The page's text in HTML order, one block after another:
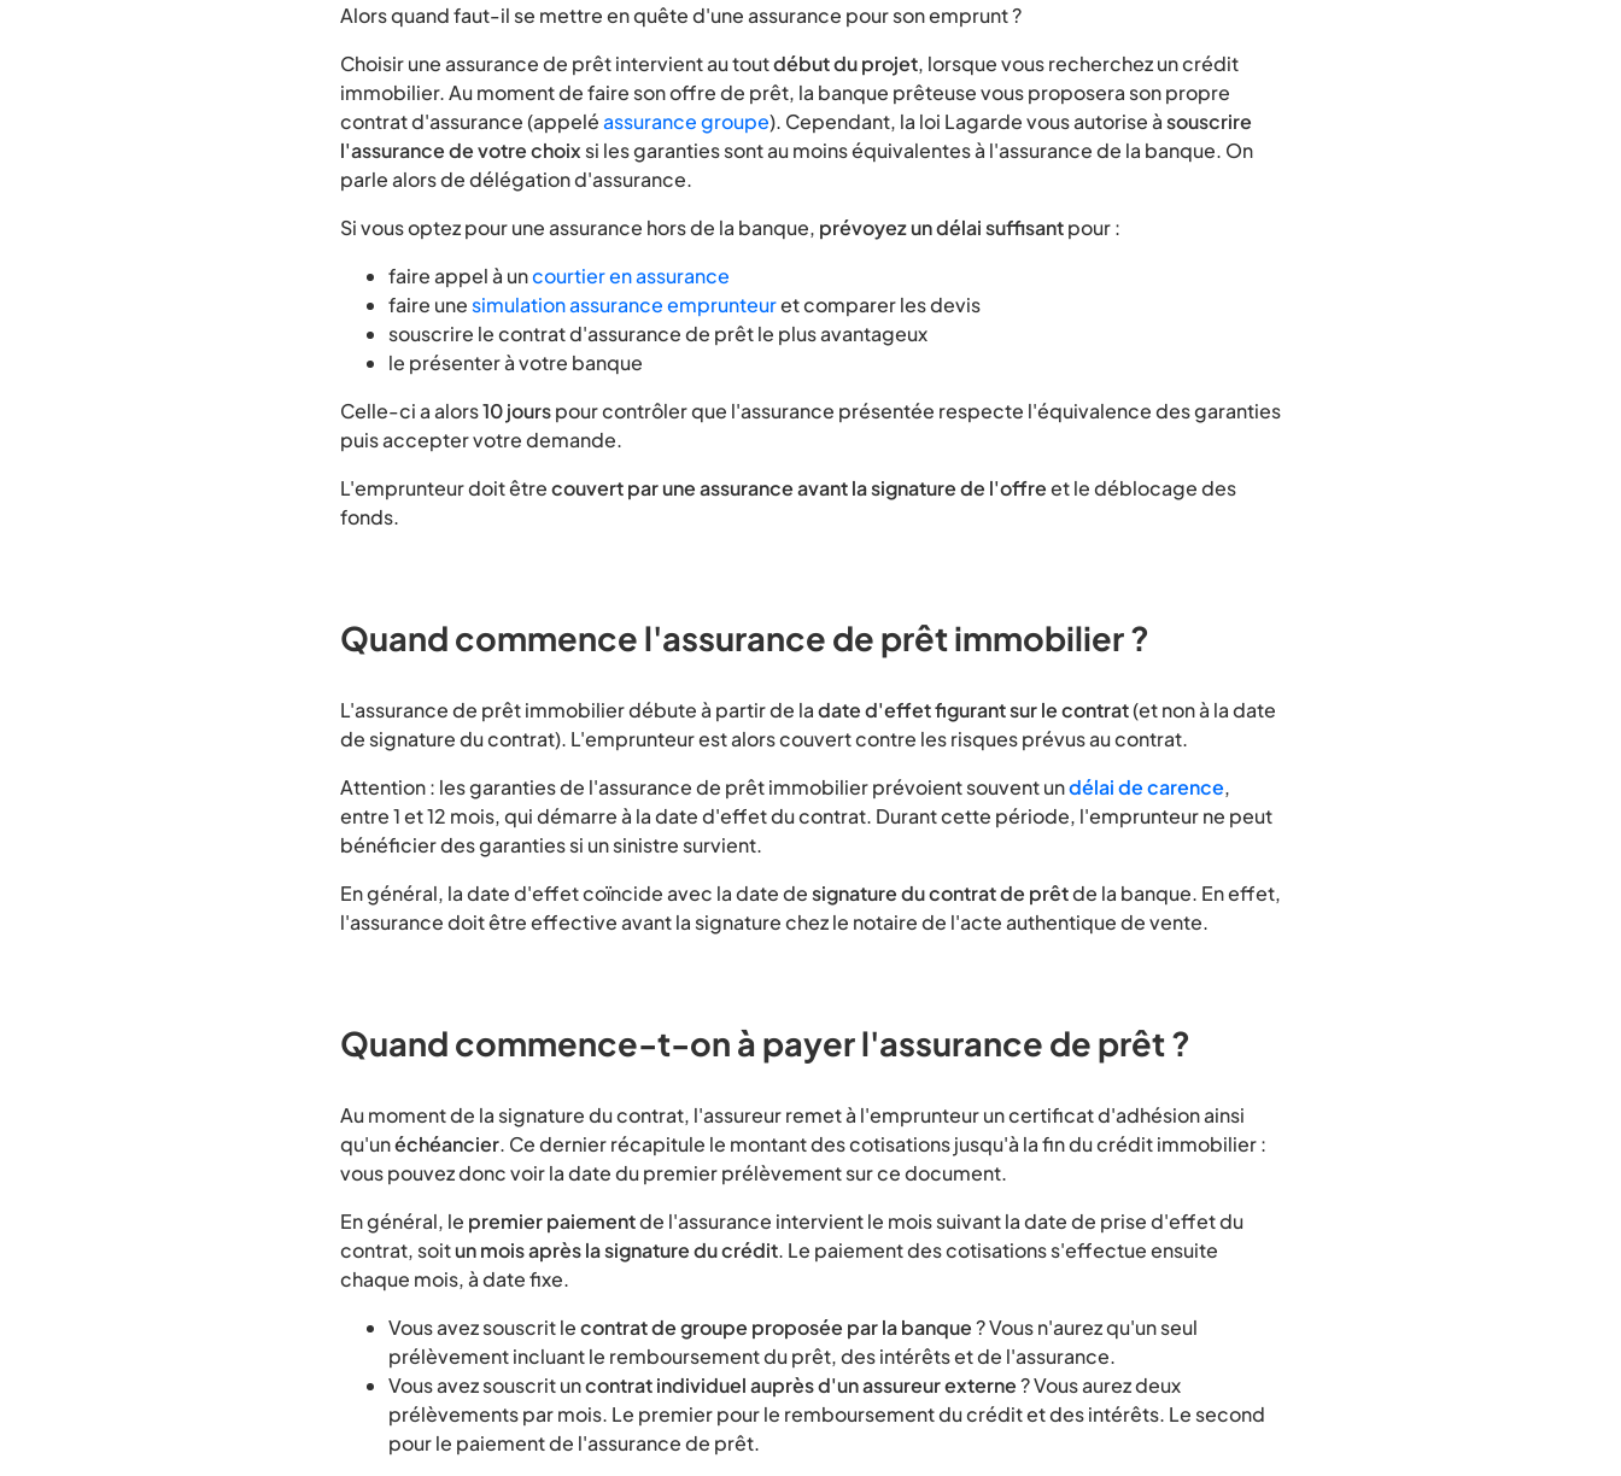
Alors quand faut-il se mettre en quête d'une assurance pour son emprunt ?
Choisir une assurance de prêt intervient au toutdébut du projet, lorsque vous recherchez un crédit
immobilier. Au moment de faire son offre de prêt, la banque prêteuse vous proposera son propre
contrat d'assurance (appeléassurance groupe). Cependant, la loi Lagarde vous autorise àsouscrire
l'assurance de votre choix si les garanties sont au moins équivalentes à l'assurance de la banque. On
parle alors de délégation d'assurance.
Si vous optez pour une assurance hors de la banque, prévoyez un délai suffisantpour :
faire appel à uncourtier en assurance
faire unesimulation assurance emprunteuret comparer les devis
souscrire le contrat d'assurance de prêt le plus avantageux
le présenter à votre banque
Celle-ci a alors10 jourspour contrôler que l'assurance présentée respecte l'équivalence des garanties
puis accepter votre demande.
L'emprunteur doit êtrecouvert par une assurance avant la signature de l'offreet le déblocage des
fonds.
Quand commence l'assurance de prêt immobilier ?
L'assurance de prêt immobilier débute à partir de ladate d'effet figurant sur le contrat(et non à la date
de signature du contrat). L'emprunteur est alors couvert contre les risques prévus au contrat.
Attention : les garanties de l'assurance de prêt immobilier prévoient souvent undélai de carence,
entre 1 et 12 mois, qui démarre à la date d'effet du contrat. Durant cette période, l'emprunteur ne peut
bénéficier des garanties si un sinistre survient.
En général, la date d'effet coïncide avec la date designature du contrat de prêtde la banque. En effet,
l'assurance doit être effective avant la signature chez le notaire de l'acte authentique de vente.
Quand commence-t-on à payer l'assurance de prêt ?
Au moment de la signature du contrat, l'assureur remet à l'emprunteur un certificat d'adhésion ainsi
qu'unéchéancier. Ce dernier récapitule le montant des cotisations jusqu'à la fin du crédit immobilier :
vous pouvez donc voir la date du premier prélèvement sur ce document.
En général, le premier paiementde l'assurance intervient le mois suivant la date de prise d'effet du
contrat, soitun mois après la signature du crédit. Le paiement des cotisations s'effectue ensuite
chaque mois, à date fixe.
Vous avez souscrit lecontrat de groupe proposée par la banque? Vous n'aurez qu'un seul
prélèvement incluant le remboursement du prêt, des intérêts et de l'assurance.
Vous avez souscrit uncontrat individuel auprès d'un assureur externe? Vous aurez deux
prélèvements par mois. Le premier pour le remboursement du crédit et des intérêts. Le second
pour le paiement de l'assurance de prêt.